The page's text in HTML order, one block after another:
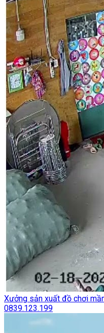
Xưởng sản xuất đồ chơi
0839.123.199